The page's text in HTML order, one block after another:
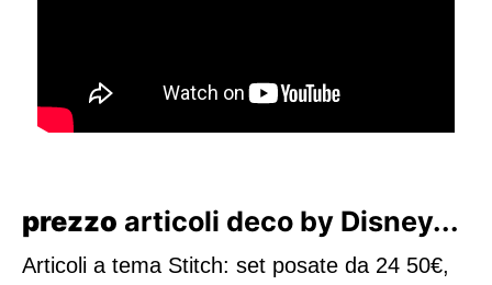
prezzo articoli deco by Disney...
Articoli a tema Stitch: set posate da 24 50€,